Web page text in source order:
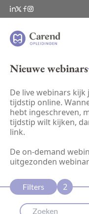
Nieuwe webinars
De live webinars kijk
tijdstip online.
hebt ingeschreven,
tijdstip wilt kijken,
link.
De on-demand
uitgezonden
Filters 2